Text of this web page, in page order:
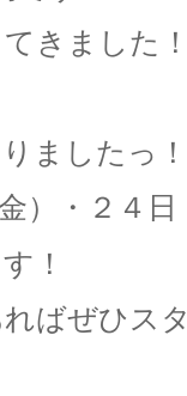
きました
ましたっ
）・２４日
！
ばぜひス